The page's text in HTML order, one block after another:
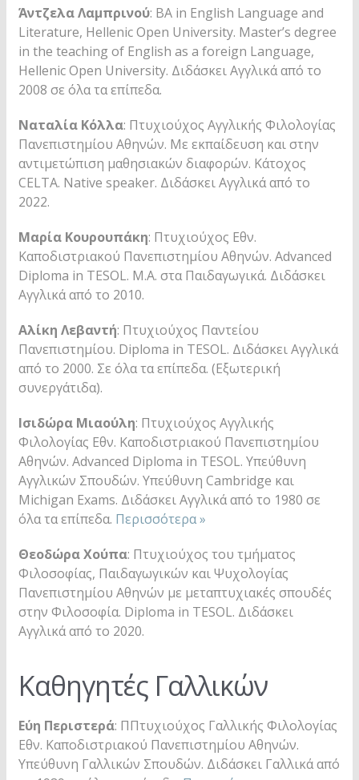
Άντζελα Λαμπρινού: ΒΑ in English Language and
Literature, Hellenic Open University. Master’s degree
in the teaching of English as a foreign Language,
Hellenic Open University. Διδάσκει Αγγλικά από το
2008 σε όλα τα επίπεδα.
Ναταλία Κόλλα: Πτυχιούχος Αγγλικής Φιλολογίας
Πανεπιστημίου Αθηνών. Με εκπαίδευση και στην
αντιμετώπιση μαθησιακών διαφορών. Κάτοχος
CELTA. Native speaker. Διδάσκει Αγγλικά από το
2022.
Μαρία Κουρουπάκη: Πτυχιούχος Εθν.
Καποδιστριακού Πανεπιστημίου Αθηνών. Advanced
Diploma in TESOL. M.A. στα Παιδαγωγικά. Διδάσκει
Αγγλικά από το 2010.
Αλίκη Λεβαντή: Πτυχιούχος Παντείου
Πανεπιστημίου. Diploma in TESOL. Διδάσκει Αγγλικά
από το 2000. Σε όλα τα επίπεδα. (Εξωτερική
συνεργάτιδα).
Ισιδώρα Μιαούλη: Πτυχιούχος Αγγλικής
Φιλολογίας Εθν. Καποδιστριακού Πανεπιστημίου
Αθηνών. Advanced Diploma in TESOL. Υπεύθυνη
Αγγλικών Σπουδών. Υπεύθυνη Cambridge και
Michigan Exams. Διδάσκει Αγγλικά από το 1980 σε
όλα τα επίπεδα. Περισσότερα »
Θεοδώρα Χούπα: Πτυχιούχος του τμήματος
Φιλοσοφίας, Παιδαγωγικών και Ψυχολογίας
Πανεπιστημίου Αθηνών με μεταπτυχιακές σπουδές
στην Φιλοσοφία. Diploma in TESOL. Διδάσκει
Αγγλικά από το 2020.
Καθηγητές Γαλλικών
Εύη Περιστερά: ΠΠτυχιούχος Γαλλικής Φιλολογίας
Εθν. Καποδιστριακού Πανεπιστημίου Αθηνών.
Υπεύθυνη Γαλλικών Σπουδών. Διδάσκει Γαλλικά από